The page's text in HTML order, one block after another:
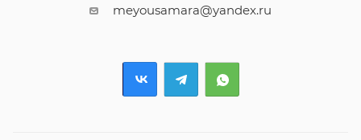
meyousamara@yandex.ru